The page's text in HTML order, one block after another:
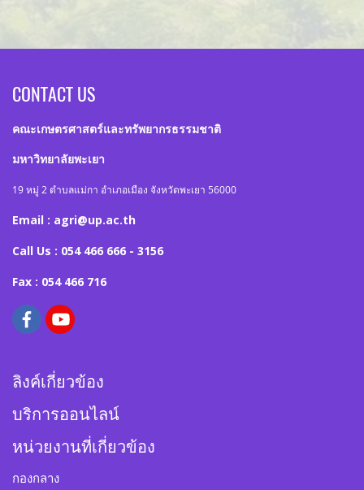
CONTACT US
คณะเกษตรศาสตร์และทรัพยากรธรรมชาติ
มหาวิทยาลัยพะเยา
19 หมู่ 2 ตำบลแม่กา อำเภอเมือง จังหวัดพะเยา 56000
Email : agri@up.ac.th
Call Us : 054 466 666 - 3156
Fax : 054 466 716
ลิงค์เกี่ยวข้อง
บริการออนไลน์
หน่วยงานที่เกี่ยวข้อง
กองกลาง